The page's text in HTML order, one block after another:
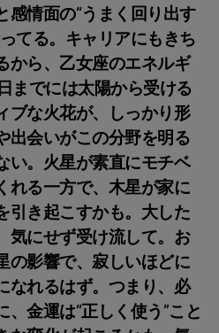
感情面の“うまく回り出す
てる。キャリアにもきち
から、乙女座のエネルギ
までには太陽から受ける
ブな火花が、しっかり形
出会いがこの分野を明る
い。火星が素直にモチベ
れる一方で、木星が家に
引き起こすかも。大した
気にせず受け流して。お
の影響で、寂しいほどに
なれるはず。つまり、必
金運は“正しく使う”こと